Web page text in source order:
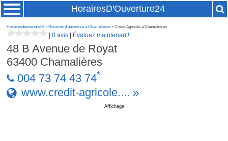
HorairesD'Ouverture24
Horairesdouverture24» Horaires d'ouverture à Chamalières » Crédit Agricole à Chamalières
|0 avis Évaluez maintenant!
48 B Avenue de Royat
63400 Chamalières
004 73 74 43 74*
www.credit-agricole.... »
Affichage